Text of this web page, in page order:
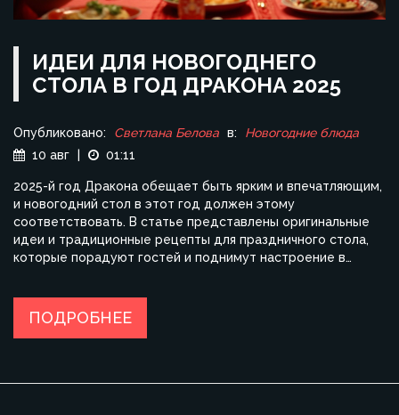
ИДЕИ ДЛЯ НОВОГОДНЕГО
СТОЛА В ГОД ДРАКОНА 2025
Опубликовано: Светлана Белова в:
Новогодние блюда
10 авг
01:11
2025-й год Дракона обещает быть ярким и впечатляющим,
и новогодний стол в этот год должен этому
соответствовать. В статье представлены оригинальные
идеи и традиционные рецепты для праздничного стола,
которые порадуют гостей и поднимут настроение в
кулинарную мастерскую у себя на кухне. Погрузитесь в
мир восточной символики и вдохновляйтесь магией
ПОДРОБНЕЕ